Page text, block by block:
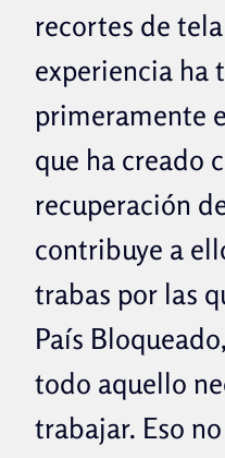
recortes de
experiencia ha
primeramente
que ha creado
recuperación
contribuye a
trabas por las
País
todo aquello
trabajar. Eso